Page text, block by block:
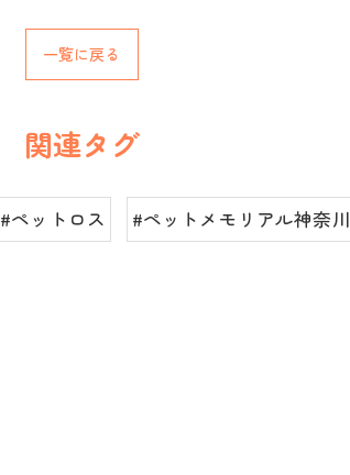
一覧に戻る
関連タグ
#ペットロス #ペットメモリアル神奈川